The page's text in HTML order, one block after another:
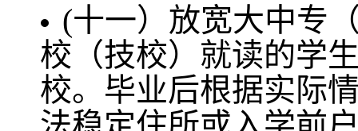
(十一）放宽大中专
校（技校）就读的学
校。毕业后根据实际